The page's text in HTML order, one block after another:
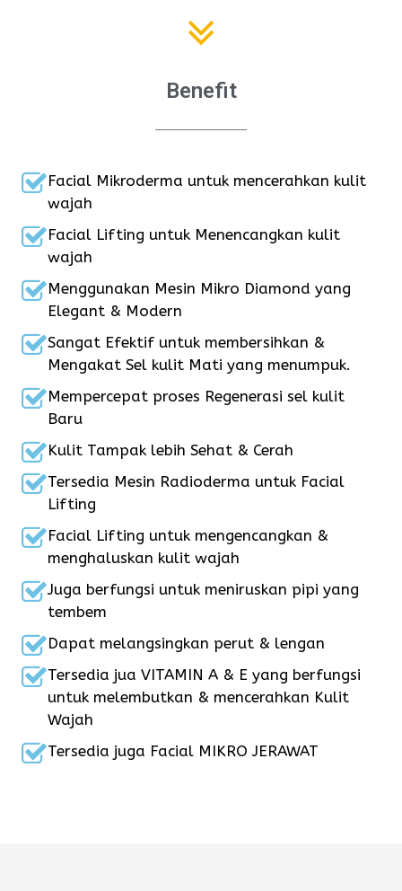
Benefit
Facial Mikroderma untuk mencerahkan kulit
wajah
Facial Lifting untuk Menencangkan kulit
wajah
Menggunakan Mesin Mikro Diamond yang
Elegant & Modern
Sangat Efektif untuk membersihkan &
Mengakat Sel kulit Mati yang menumpuk.
Mempercepat proses Regenerasi sel kulit
Baru
Kulit Tampak lebih Sehat & Cerah
Tersedia Mesin Radioderma untuk Facial
Lifting
Facial Lifting untuk mengencangkan &
menghaluskan kulit wajah
Juga berfungsi untuk meniruskan pipi yang
tembem
Dapat melangsingkan perut & lengan
Tersedia jua VITAMIN A & E yang berfungsi
untuk melembutkan & mencerahkan Kulit
Wajah
Tersedia juga Facial MIKRO JERAWAT